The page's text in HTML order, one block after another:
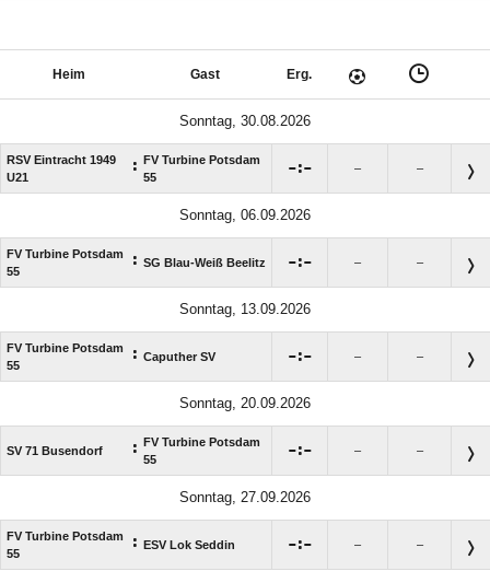
Heim Gast Erg.
Sonntag, 30.08.2026
RSV Eintracht 1949
U21
: FV Turbine Potsdam
55
: – –
Sonntag, 06.09.2026
FV Turbine Potsdam
55
: SG Blau-Weiß Beelitz : – –
Sonntag, 13.09.2026
FV Turbine Potsdam
55
: Caputher SV : – –
Sonntag, 20.09.2026
SV 71 Busendorf : FV Turbine Potsdam
55
: – –
Sonntag, 27.09.2026
FV Turbine Potsdam
55
: ESV Lok Seddin : – –